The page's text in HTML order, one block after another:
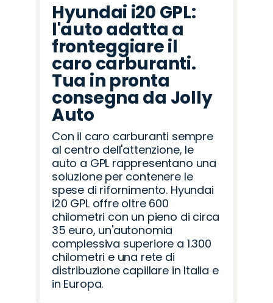
Hyundai i20 GPL:
l'auto adatta a
fronteggiare il
caro carburanti.
Tua in pronta
consegna da Jolly
Auto
Con il caro carburanti sempre
al centro dell'attenzione, le
auto a GPL rappresentano una
soluzione per contenere le
spese di rifornimento. Hyundai
i20 GPL offre oltre 600
chilometri con un pieno di circa
35 euro, un'autonomia
complessiva superiore a 1.300
chilometri e una rete di
distribuzione capillare in Italia e
in Europa.